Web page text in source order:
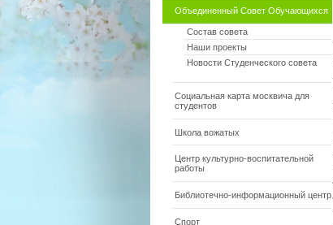
Объединенный Совет Обучающихся
Состав совета
Наши проекты
Новости Студенческого совета
Социальная карта москвича для
студентов
Школа вожатых
Центр культурно-воспитательной
работы
Библиотечно-информационный центр
Спорт